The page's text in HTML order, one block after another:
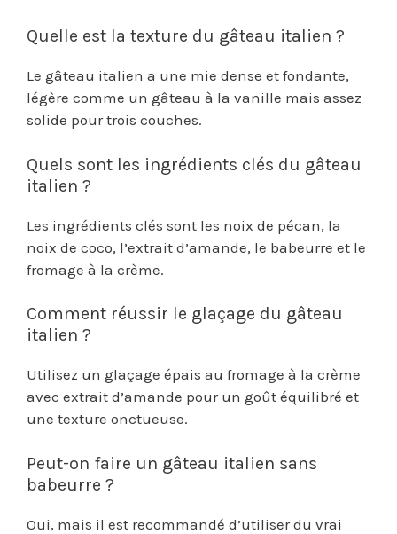
Quelle est la texture du gâteau italien ?
Le gâteau italien a une mie dense et fondante,
légère comme un gâteau à la vanille mais assez
solide pour trois couches.
Quels sont les ingrédients clés du gâteau
italien ?
Les ingrédients clés sont les noix de pécan, la
noix de coco, l’extrait d’amande, le babeurre et le
fromage à la crème.
Comment réussir le glaçage du gâteau
italien ?
Utilisez un glaçage épais au fromage à la crème
avec extrait d’amande pour un goût équilibré et
une texture onctueuse.
Peut-on faire un gâteau italien sans
babeurre ?
Oui, mais il est recommandé d’utiliser du vrai